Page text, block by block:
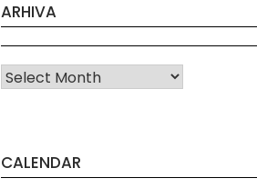
ARHIVA
Arhiva
CALENDAR